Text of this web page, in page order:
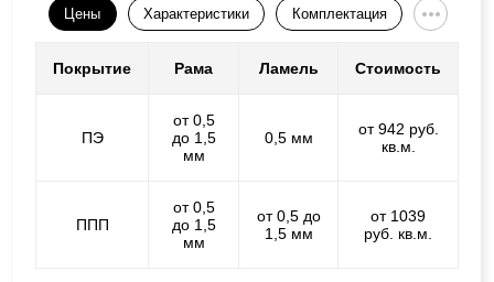
Цены Характеристики Комплектация
Покрытие Рама Ламель Стоимость
ПЭ
от 0,5
до 1,5
мм
0,5 мм
от 942 руб.
кв.м.
ППП
от 0,5
до 1,5
мм
от 0,5 до
1,5 мм
от 1039
руб. кв.м.